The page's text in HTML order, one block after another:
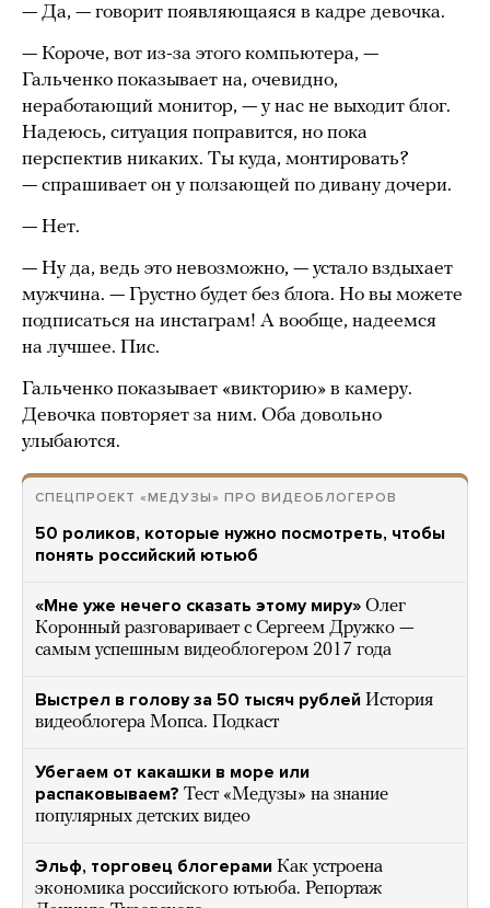
— Да, — говорит появляющаяся в кадре девочка.
— Короче, вот из-за этого компьютера, —
Гальченко показывает на, очевидно,
неработающий монитор, — у нас не выходит блог.
Надеюсь, ситуация поправится, но пока
перспектив никаких. Ты куда, монтировать?
— спрашивает он у ползающей по дивану дочери.
— Нет.
— Ну да, ведь это невозможно, — устало вздыхает
мужчина. — Грустно будет без блога. Но вы можете
подписаться на инстаграм! А вообще, надеемся
на лучшее. Пис.
Гальченко показывает «викторию» в камеру.
Девочка повторяет за ним. Оба довольно
улыбаются.
СПЕЦПРОЕКТ «МЕДУЗЫ» ПРО ВИДЕОБЛОГЕРОВ
50 роликов, которые нужно посмотреть, чтобы
понять российский ютьюб
«Мне уже нечего сказать этому миру» Олег
Коронный разговаривает с Сергеем Дружко —
самым успешным видеоблогером 2017 года
Выстрел в голову за 50 тысяч рублей История
видеоблогера Мопса. Подкаст
Убегаем от какашки в море или
распаковываем? Тест «Медузы» на знание
популярных детских видео
Эльф, торговец блогерами Как устроена
экономика российского ютьюба. Репортаж